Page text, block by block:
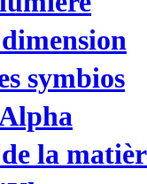
symbios
la